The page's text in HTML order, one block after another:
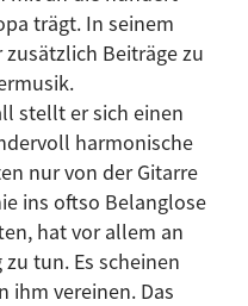
trägt. In seinem
Beiträge zu
stellt er sich einen
harmonische
nur von der Gitarre
ins oftso Belanglose
hat vor allem an
tun. Es scheinen
ihm vereinen. Das